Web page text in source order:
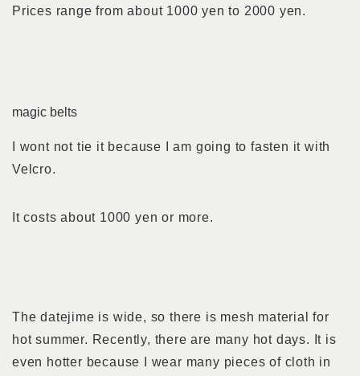
Prices range from about 1000 yen to 2000 yen.
magic belts
I wont not tie it because I am going to fasten it with
Velcro.
It costs about 1000 yen or more.
The datejime is wide, so there is mesh material for
hot summer. Recently, there are many hot days. It is
even hotter because I wear many pieces of cloth in